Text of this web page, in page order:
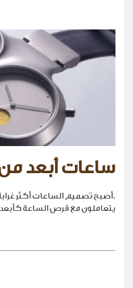
ساعات أبعد
.أصبح تصميم الساعات أكثر
يتعاملون مع قرص الساعة